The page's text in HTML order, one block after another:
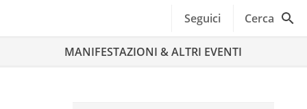
Seguici Cerca
MANIFESTAZIONI & ALTRI EVENTI